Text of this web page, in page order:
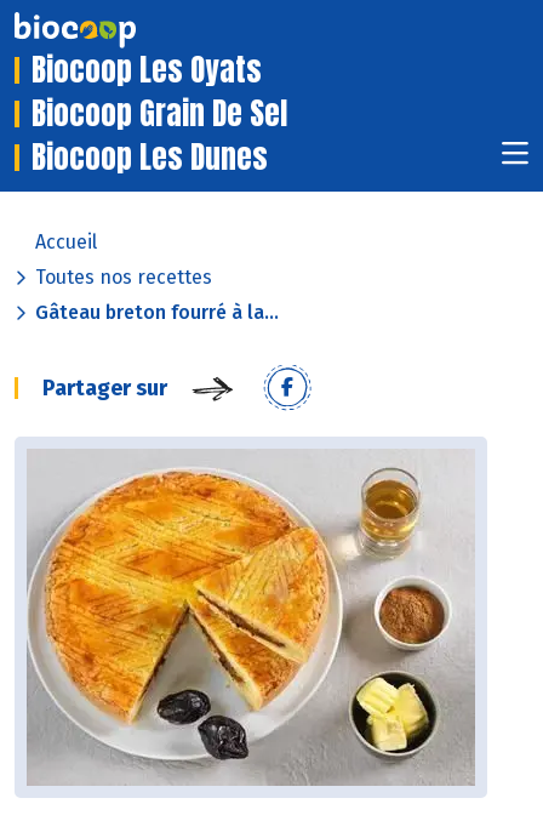
Biocoop Les Oyats
Biocoop Grain De Sel
Biocoop Les Dunes
Accueil
Toutes nos recettes
Gâteau breton fourré à la...
Partager sur